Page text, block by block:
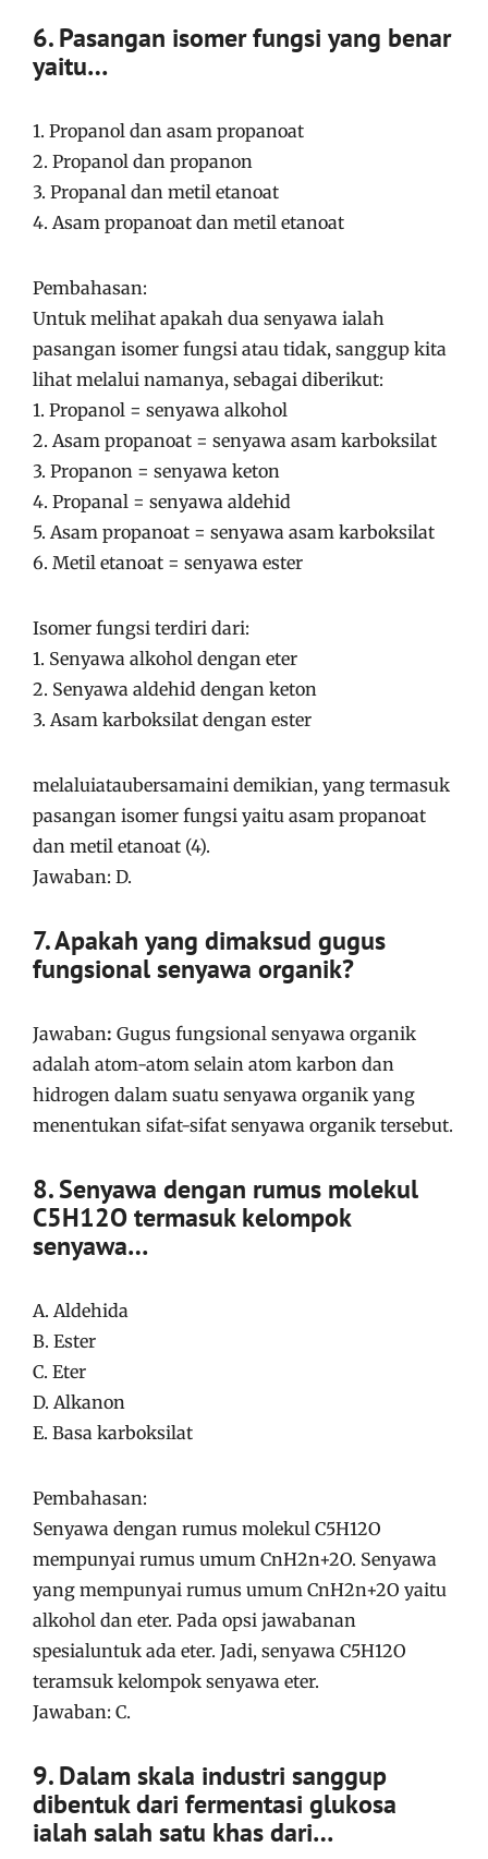
6. Pasangan isomer fungsi yang benar
yaitu…
1. Propanol dan asam propanoat
2. Propanol dan propanon
3. Propanal dan metil etanoat
4. Asam propanoat dan metil etanoat
Pembahasan:
Untuk melihat apakah dua senyawa ialah
pasangan isomer fungsi atau tidak, sanggup kita
lihat melalui namanya, sebagai diberikut:
1. Propanol = senyawa alkohol
2. Asam propanoat = senyawa asam karboksilat
3. Propanon = senyawa keton
4. Propanal = senyawa aldehid
5. Asam propanoat = senyawa asam karboksilat
6. Metil etanoat = senyawa ester
Isomer fungsi terdiri dari:
1. Senyawa alkohol dengan eter
2. Senyawa aldehid dengan keton
3. Asam karboksilat dengan ester
melaluiataubersamaini demikian, yang termasuk
pasangan isomer fungsi yaitu asam propanoat
dan metil etanoat (4).
Jawaban: D.
7. Apakah yang dimaksud gugus
fungsional senyawa organik?
Jawaban: Gugus fungsional senyawa organik
adalah atom-atom selain atom karbon dan
hidrogen dalam suatu senyawa organik yang
menentukan sifat-sifat senyawa organik tersebut.
8. Senyawa dengan rumus molekul
C5H12O termasuk kelompok
senyawa…
A. Aldehida
B. Ester
C. Eter
D. Alkanon
E. Basa karboksilat
Pembahasan:
Senyawa dengan rumus molekul C5H12O
mempunyai rumus umum CnH2n+2O. Senyawa
yang mempunyai rumus umum CnH2n+2O yaitu
alkohol dan eter. Pada opsi jawabanan
spesialuntuk ada eter. Jadi, senyawa C5H12O
teramsuk kelompok senyawa eter.
Jawaban: C.
9. Dalam skala industri sanggup
dibentuk dari fermentasi glukosa
ialah salah satu khas dari…